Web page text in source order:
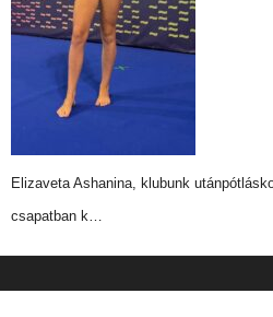
Elizaveta Ashanina, klubunk
csapatban k…